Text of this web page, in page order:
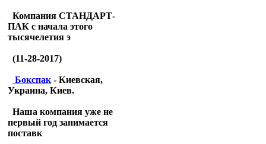
Компания СТАНДАРТ-
ПАК с начала этого
тысячелетия э
(11-28-2017)
Бокспак - Киевская,
Украина, Киев.
Наша компания уже не
первый год занимается
поставк